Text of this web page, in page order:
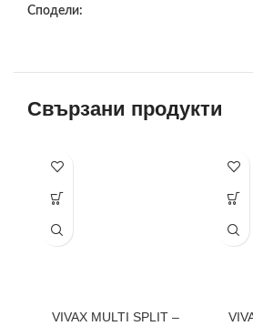
Сподели:
Свързани продукти
VIVAX MULTI SPLIT –